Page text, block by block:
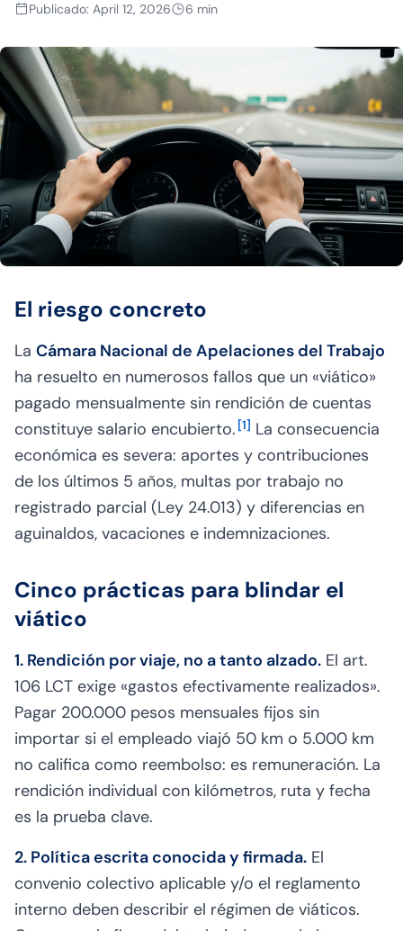
Publicado: April 12, 2026 6 min
El riesgo concreto
La Cámara Nacional de Apelaciones del Trabajo
ha resuelto en numerosos fallos que un «viático»
pagado mensualmente sin rendición de cuentas
constituye salario encubierto. [1] La consecuencia
económica es severa: aportes y contribuciones
de los últimos 5 años, multas por trabajo no
registrado parcial (Ley 24.013) y diferencias en
aguinaldos, vacaciones e indemnizaciones.
Cinco prácticas para blindar el
viático
1. Rendición por viaje, no a tanto alzado. El art.
106 LCT exige «gastos efectivamente realizados».
Pagar 200.000 pesos mensuales fijos sin
importar si el empleado viajó 50 km o 5.000 km
no califica como reembolso: es remuneración. La
rendición individual con kilómetros, ruta y fecha
es la prueba clave.
2. Política escrita conocida y firmada. El
convenio colectivo aplicable y/o el reglamento
interno deben describir el régimen de viáticos.